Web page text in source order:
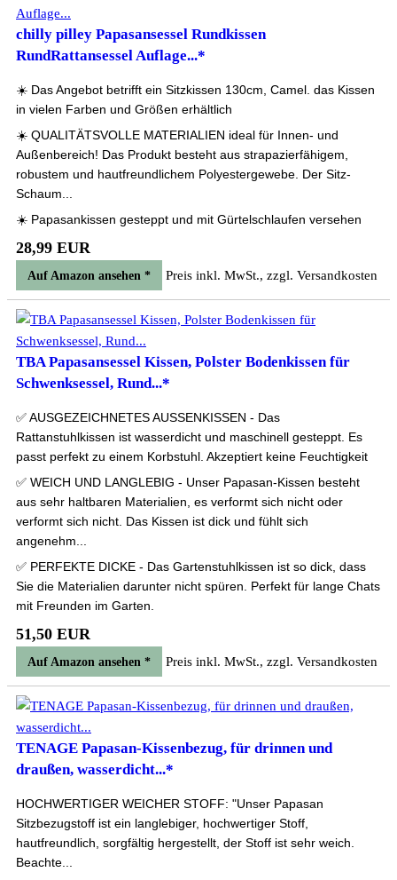
chilly pilley Papasansessel Rundkissen
RundRattansessel Auflage...*
☀️ Das Angebot betrifft ein Sitzkissen 130cm, Camel. das Kissen
in vielen Farben und Größen erhältlich
☀️ QUALITÄTSVOLLE MATERIALIEN ideal für Innen- und
Außenbereich! Das Produkt besteht aus strapazierfähigem,
robustem und hautfreundlichem Polyestergewebe. Der Sitz-
Schaum...
☀️ Papasankissen gesteppt und mit Gürtelschlaufen versehen
28,99 EUR
Auf Amazon ansehen * Preis inkl. MwSt., zzgl. Versandkosten
TBA Papasansessel Kissen, Polster Bodenkissen für
Schwenksessel, Rund...*
✅ AUSGEZEICHNETES AUSSENKISSEN - Das
Rattanstuhlkissen ist wasserdicht und maschinell gesteppt. Es
passt perfekt zu einem Korbstuhl. Akzeptiert keine Feuchtigkeit
✅ WEICH UND LANGLEBIG - Unser Papasan-Kissen besteht
aus sehr haltbaren Materialien, es verformt sich nicht oder
verformt sich nicht. Das Kissen ist dick und fühlt sich
angenehm...
✅ PERFEKTE DICKE - Das Gartenstuhlkissen ist so dick, dass
Sie die Materialien darunter nicht spüren. Perfekt für lange Chats
mit Freunden im Garten.
51,50 EUR
Auf Amazon ansehen * Preis inkl. MwSt., zzgl. Versandkosten
TENAGE Papasan-Kissenbezug, für drinnen und
draußen, wasserdicht...*
HOCHWERTIGER WEICHER STOFF: "Unser Papasan
Sitzbezugstoff ist ein langlebiger, hochwertiger Stoff,
hautfreundlich, sorgfältig hergestellt, der Stoff ist sehr weich.
Beachte...